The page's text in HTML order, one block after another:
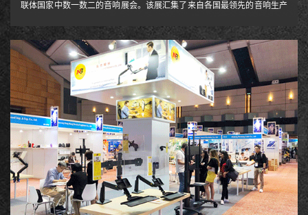
联体国家中数一数二的音响展会。该展汇集了来自各国最领先的音响生产
全世界的超过600个品牌商和30000多的观众参加了此次盛会。该展会为新
老客户的也业务合作和开发提供了强有力的支持。此次展会上我司泓杰股
份将重点展示人体工程学桌面显示器气缸类支架与落地移动视频会议推
车。显示器气缸类支架完美诠释办公人体工学，缓解办公职业病。落地移
动会议推车展示全新的视频会议体验